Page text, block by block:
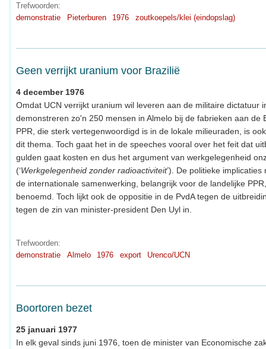
Trefwoorden:
demonstratie
Pieterburen 1976 zoutkoepels/klei (eindopslag)
Geen verrijkt uranium voor Brazilië
4 december 1976
Omdat UCN verrijkt uranium wil leveren aan de militaire dictatuur
demonstreren zo'n 250 mensen in Almelo bij de fabrieken aan de
PPR, die sterk vertegenwoordigd is in de lokale milieuraden, is
dit thema. Toch gaat het in de speeches vooral over het feit dat
gulden gaat kosten en dus het argument van werkgelegenheid
(‘Werkgelegenheid zonder radioactiviteit’). De politieke
de internationale samenwerking, belangrijk voor de landelijke
benoemd. Toch lijkt ook de oppositie in de PvdA tegen de
tegen de zin van minister-president Den Uyl in.
Trefwoorden:
demonstratie
Almelo 1976 export Urenco/UCN
Boortoren bezet
25 januari 1977
In elk geval sinds juni 1976, toen de minister van Economische